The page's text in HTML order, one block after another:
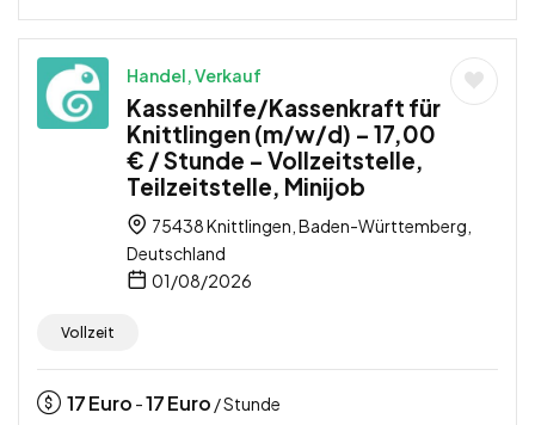
Handel, Verkauf
Kassenhilfe/Kassenkraft für
Knittlingen (m/w/d) – 17,00
€ / Stunde – Vollzeitstelle,
Teilzeitstelle, Minijob
75438 Knittlingen, Baden-Württemberg,
Deutschland
01/08/2026
Vollzeit
17Euro -17Euro / Stunde